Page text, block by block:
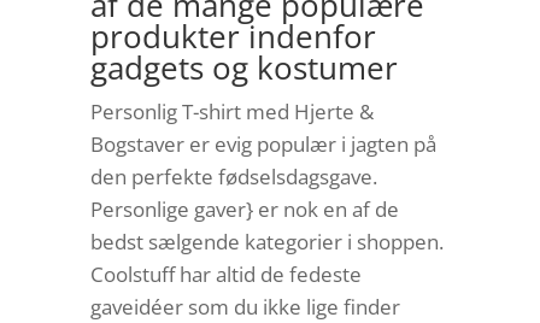
produkter indenfor
gadgets og kostumer
Personlig T-shirt med Hjerte &
Bogstaver er evig populær i jagten på
den perfekte fødselsdagsgave.
Personlige gaver} er nok en af de
bedst sælgende kategorier i shoppen.
Coolstuff har altid de fedeste
gaveidéer som du ikke lige finder